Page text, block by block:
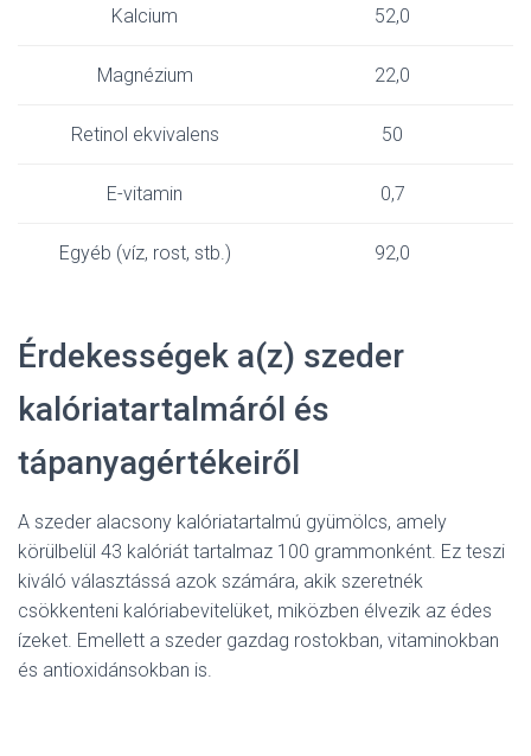
Kalcium 52,0
Magnézium 22,0
Retinol ekvivalens 50
E-vitamin 0,7
Egyéb (víz, rost, stb.) 92,0
Érdekességek a(z) szeder
kalóriatartalmáról és
tápanyagértékeiről
A szeder alacsony kalóriatartalmú gyümölcs, amely
körülbelül 43 kalóriát tartalmaz 100 grammonként. Ez teszi
kiváló választássá azok számára, akik szeretnék
csökkenteni kalóriabevitelüket, miközben élvezik az édes
ízeket. Emellett a szeder gazdag rostokban, vitaminokban
és antioxidánsokban is.